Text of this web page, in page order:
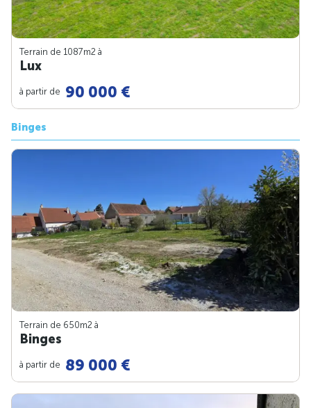
Terrain de 1087m2 à
Lux
à partir de 90 000 €
Binges
Terrain de 650m2 à
Binges
à partir de 89 000 €